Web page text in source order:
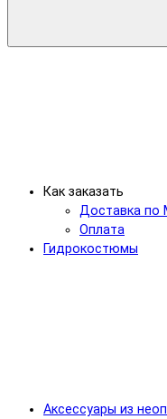
Как заказать
Доставка по
Оплата
Гидрокостюмы
Аксессуары из